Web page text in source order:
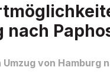
nach
von Hamburg